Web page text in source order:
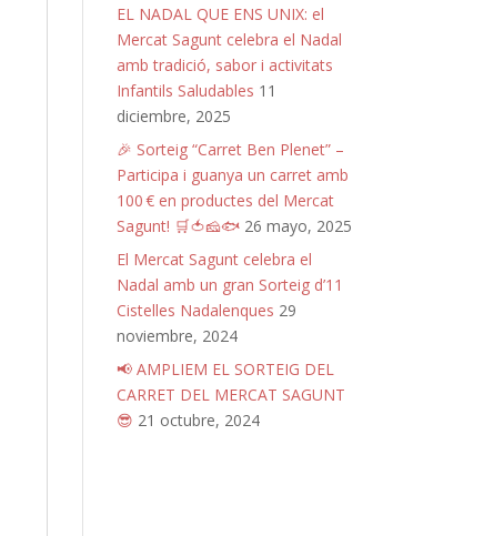
EL NADAL QUE ENS UNIX: el
Mercat Sagunt celebra el Nadal
amb tradició, sabor i activitats
Infantils Saludables 11
diciembre, 2025
🎉 Sorteig “Carret Ben Plenet” –
Participa i guanya un carret amb
100 € en productes del Mercat
Sagunt! 🛒🍅🧀🐟 26 mayo, 2025
El Mercat Sagunt celebra el
Nadal amb un gran Sorteig d’11
Cistelles Nadalenques 29
noviembre, 2024
📢 AMPLIEM EL SORTEIG DEL
CARRET DEL MERCAT SAGUNT
😎 21 octubre, 2024